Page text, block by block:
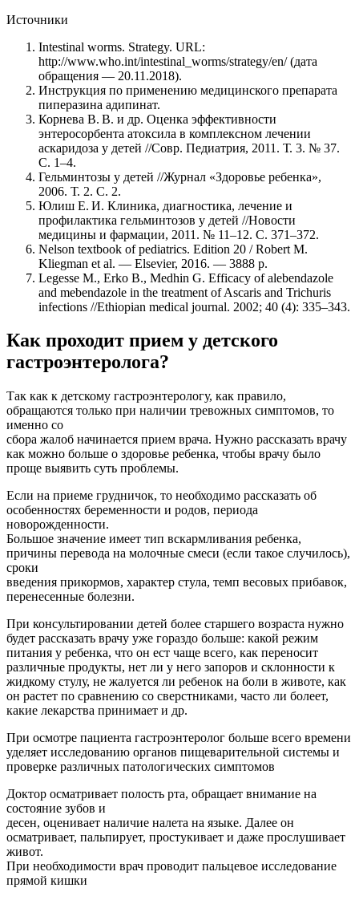
Источники
Intestinal worms. Strategy. URL:
http://www.who.int/intestinal_worms/strategy/en/ (дата
обращения — 20.11.2018).
Инструкция по применению медицинского препарата
пиперазина адипинат.
Корнева В. В. и др. Оценка эффективности
энтеросорбента атоксила в комплексном лечении
аскаридоза у детей //Совр. Педиатрия, 2011. Т. 3. № 37.
С. 1–4.
Гельминтозы у детей //Журнал «Здоровье ребенка»,
2006. Т. 2. С. 2.
Юлиш Е. И. Клиника, диагностика, лечение и
профилактика гельминтозов у детей //Новости
медицины и фармации, 2011. № 11–12. С. 371–372.
Nelson textbook of pediatrics. Edition 20 / Robert M.
Kliegman et al. — Elsevier, 2016. — 3888 p.
Legesse M., Erko B., Medhin G. Efficacy of alebendazole
and mebendazole in the treatment of Ascaris and Trichuris
infections //Ethiopian medical journal. 2002; 40 (4): 335–343.
Как проходит прием у детского
гастроэнтеролога?
Так как к детскому гастроэнтерологу, как правило,
обращаются только при наличии тревожных симптомов, то
именно со
сбора жалоб начинается прием врача. Нужно рассказать врачу
как можно больше о здоровье ребенка, чтобы врачу было
проще выявить суть проблемы.
Если на приеме грудничок, то необходимо рассказать об
особенностях беременности и родов, периода
новорожденности.
Большое значение имеет тип вскармливания ребенка,
причины перевода на молочные смеси (если такое случилось),
сроки
введения прикормов, характер стула, темп весовых прибавок,
перенесенные болезни.
При консультировании детей более старшего возраста нужно
будет рассказать врачу уже гораздо больше: какой режим
питания у ребенка, что он ест чаще всего, как переносит
различные продукты, нет ли у него запоров и склонности к
жидкому стулу, не жалуется ли ребенок на боли в животе, как
он растет по сравнению со сверстниками, часто ли болеет,
какие лекарства принимает и др.
При осмотре пациента гастроэнтеролог больше всего времени
уделяет исследованию органов пищеварительной системы и
проверке различных патологических симптомов
Доктор осматривает полость рта, обращает внимание на
состояние зубов и
десен, оценивает наличие налета на языке. Далее он
осматривает, пальпирует, простукивает и даже прослушивает
живот.
При необходимости врач проводит пальцевое исследование
прямой кишки